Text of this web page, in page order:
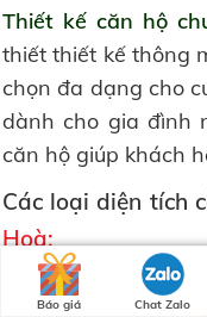
Thiết kế căn hộ
thiết thiết kế thông
chọn đa dạng cho
dành cho gia đình
căn hộ giúp khách
Các loại diện tích
Hoà:
Căn hộ loại1
Báo giá Chat Zalo